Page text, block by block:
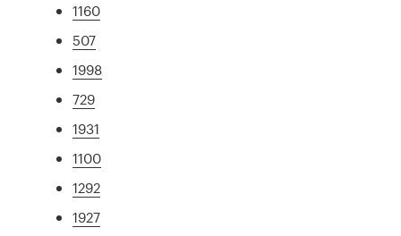
1160
507
1998
729
1931
1100
1292
1927